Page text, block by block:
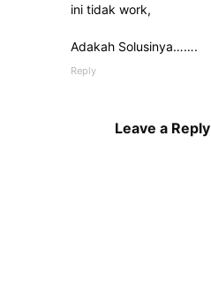
ini tidak work,
Adakah Solusinya…….
Reply
Leave a Reply